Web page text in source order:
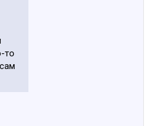
то